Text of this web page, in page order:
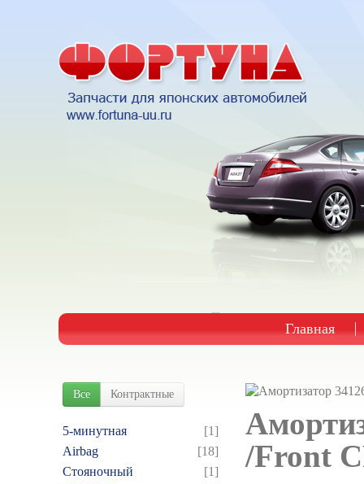
Главная
Все Контрактные
5-минутная
[1]
Airbag
[18]
Cтояночный
[1]
/Front